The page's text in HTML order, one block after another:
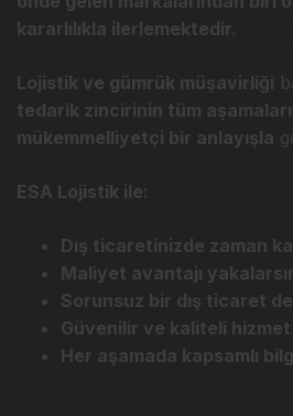
kararlılıkla ilerlemektedir.
Lojistik ve gümrük müşavirliği
tedarik zincirinin tüm
mükemmelliyetçi bir anlayışla
ESA Lojistik ile:
Dış ticaretinizde zaman
Maliyet avantajı
Sorunsuz bir dış ticaret
Güvenilir ve kaliteli hizmet
Her aşamada kapsamlı